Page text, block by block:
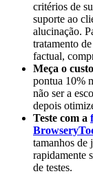
critérios de
suporte ao
alucinação.
tratamento
factual,
Meça o
pontua 10%
não ser a
depois
Teste com a
tamanhos de
rapidamente
de testes.